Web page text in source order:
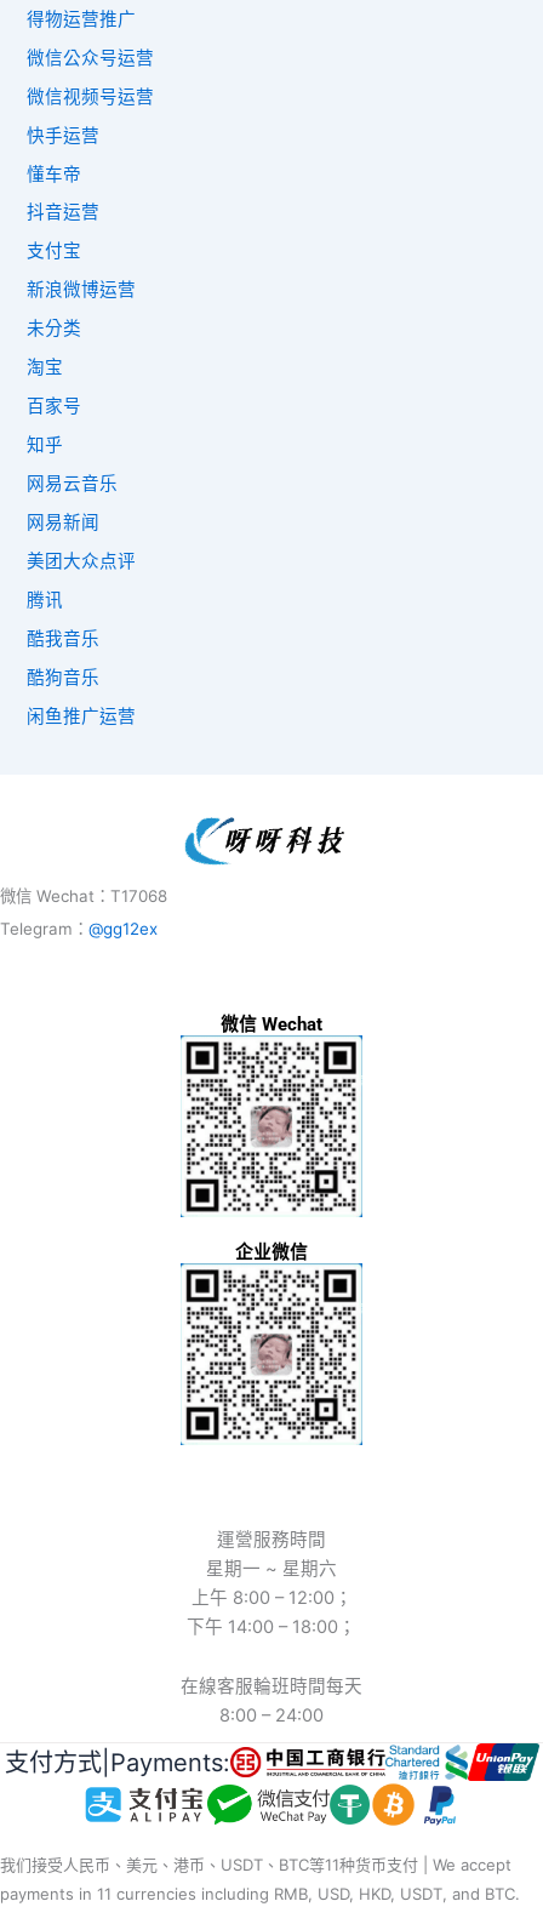
得物运营推广
微信公众号运营
微信视频号运营
快手运营
懂车帝
抖音运营
支付宝
新浪微博运营
未分类
淘宝
百家号
知乎
网易云音乐
网易新闻
美团大众点评
腾讯
酷我音乐
酷狗音乐
闲鱼推广运营
微信 Wechat：T17068
Telegram： @gg12ex
微信 Wechat
企业微信
運營服務時間
星期一 ~ 星期六
上午 8:00 – 12:00；
下午 14:00 – 18:00；
在線客服輪班時間每天
8:00 – 24:00
支付方式|Payments:
我们接受人民币、美元、港币、USDT、BTC等11种货币支付 | We accept
payments in 11 currencies including RMB, USD, HKD, USDT, and BTC.